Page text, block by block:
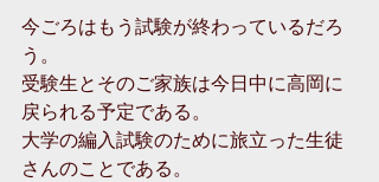
今ごろはもう試験が終わっているだろ
う。
受験生とそのご家族は今日中に高岡に
戻られる予定である。
大学の編入試験のために旅立った生徒
さんのことである。